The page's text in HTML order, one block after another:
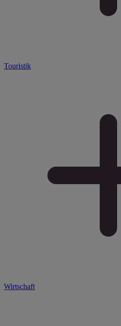
Touristik
Wirtschaft